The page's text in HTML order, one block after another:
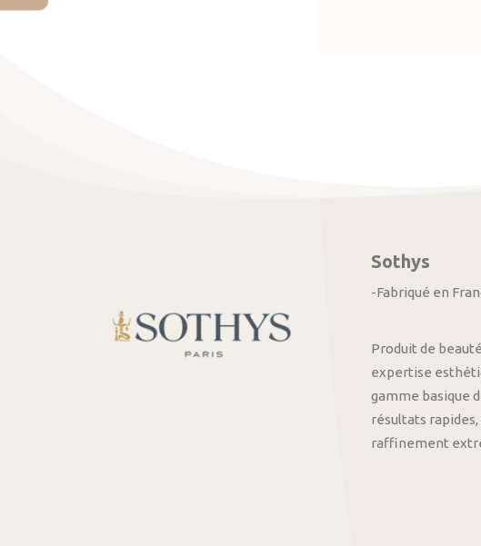
Sothys
-Fabriqué en
Produit de
expertise
gamme basique
résultats
raffinement